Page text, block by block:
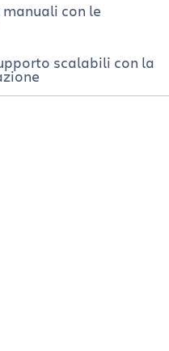
base a livello di
di lavoro con Atlassian
con le
scalabili con la